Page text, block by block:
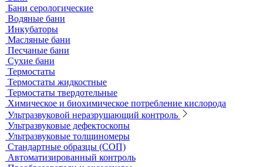
Стекла предметные и покровные
Системы капиллярного электрофореза
Стерилизация и дезинфекция
Сушильные шкафы и муфельные печи
Муфельные печи
Шкафы сушильные
Электропечи низкотемпературные
Термостаты, бани и инкубаторы
Бани
Бани серологические
Водяные бани
Инкубаторы